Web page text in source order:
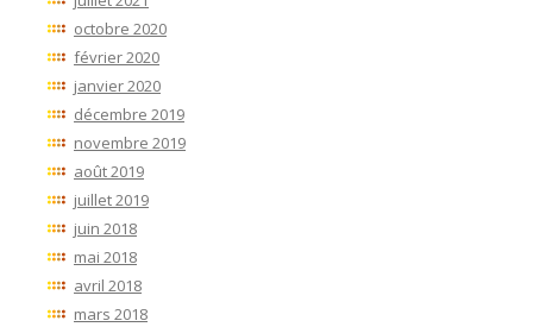
octobre 2020
février 2020
janvier 2020
décembre 2019
novembre 2019
août 2019
juillet 2019
juin 2018
mai 2018
avril 2018
mars 2018